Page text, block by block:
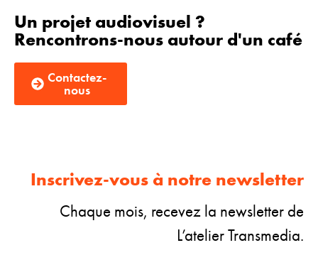
Un projet audiovisuel ?
Rencontrons-nous autour d'un café
Contactez-
nous
Inscrivez-vous à notre newsletter
Chaque mois, recevez la newsletter de
L’atelier Transmedia.